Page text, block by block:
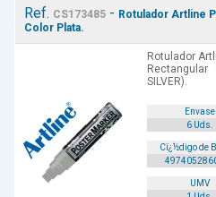
Ref. CS173485- Rotulador Artline
Color Plata.
Rotulador
SILVER).
Envase
6 Uds.
Cï¿½digo de
UMV